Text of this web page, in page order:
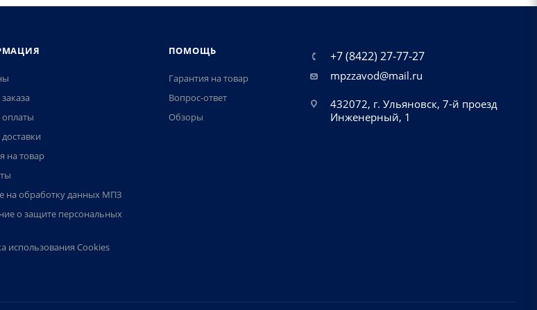
оплаты
на товар
на обработку данных МПЗ
о защите персональных
использования Cookies
ПОМОЩЬ
Гарантия на товар
Вопрос-ответ
Обзоры
+7 (8422) 27-77-27
mpzzavod@mail.ru
432072, г. Ульяновск, 7-й проезд
Инженерный, 1